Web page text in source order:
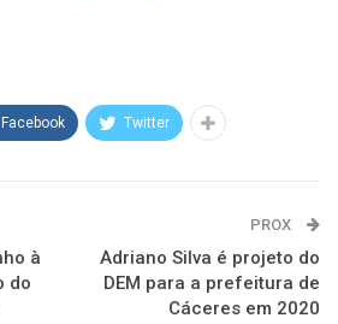
Facebook Twitter
à
do
PROX
Adriano Silva é projeto do
DEM para a prefeitura de
Cáceres em 2020